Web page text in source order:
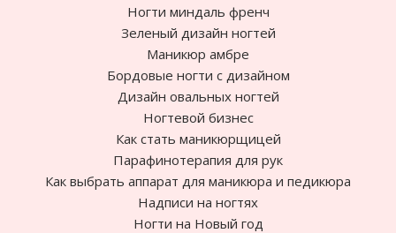
Ногти миндаль френч
Зеленый дизайн ногтей
Маникюр амбре
Бордовые ногти с дизайном
Дизайн овальных ногтей
Ногтевой бизнес
Как стать маникюрщицей
Парафинотерапия для рук
Как выбрать аппарат для маникюра и педикюра
Надписи на ногтях
Ногти на Новый год